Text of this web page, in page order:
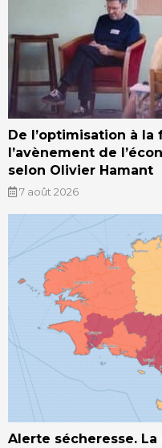
De l’optimisation à
l’avènement de
selon Olivier Hamant
7 août 2026
Alerte sécheresse.